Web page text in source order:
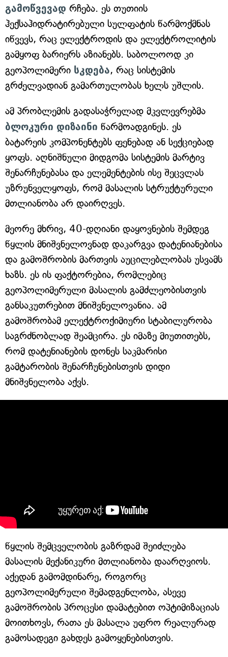
გამოწვევად რჩება. ეს თუთიის
ჰექსაჰიდრატირებული სულფატის წარმოქმნას
იწვევს, რაც ელექტროდის და ელექტროლიტის
გამყოფ ბარიერს აზიანებს. საბოლოოდ კი
გეოპოლიმერი სკდება, რაც სისტემის
გრძელვადიან გამართულობას ხელს უშლის.
ამ პრობლემის გადასაჭრელად მკვლევრებმა
ბლოკური დიზაინი წარმოადგინეს. ეს
ბატარეის კომპონენტებს ფენებად ან სექციებად
ყოფს. აღნიშნული მიდგომა სისტემის მარტივ
შენარჩუნებასა და ელემენტების ისე შეცვლას
უზრუნველყოფს, რომ მასალის სტრუქტურული
მთლიანობა არ დაირღვეს.
მეორე მხრივ, 40-დღიანი დაყოვნების შემდეგ
წყლის მნიშვნელოვნად დაკარგვა დატენიანებისა
და გამოშრობის მართვის აუცილებლობას უსვამს
ხაზს. ეს ის ფაქტორებია, რომლებიც
გეოპოლიმერული მასალის გამძლეობისთვის
განსაკუთრებით მნიშვნელოვანია. ამ
გამოშრობამ ელექტროქიმიური სტაბილურობა
საგრძნობლად შეამცირა. ეს იმაზე მიუთითებს,
რომ დატენიანების დონეს საკმარისი
გამტარობის შენარჩუნებისთვის დიდი
მნიშვნელობა აქვს.
წყლის შემცველობის გაზრდამ შეიძლება
მასალის მექანიკური მთლიანობა დაარღვიოს.
აქედან გამომდინარე, როგორც
გეოპოლიმერული შემადგენლობა, ასევე
გამოშრობის პროცესი დამატებით ოპტიმიზაციას
მოითხოვს, რათა ეს მასალა უფრო რეალურად
გამოსადეგი გახდეს გამოყენებისთვის.